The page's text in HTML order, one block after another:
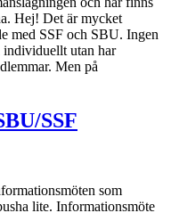
Hej! Det är mycket
med SSF och SBU. Ingen
individuellt utan har
Men på
SSF
som
lite. Informationsmöte